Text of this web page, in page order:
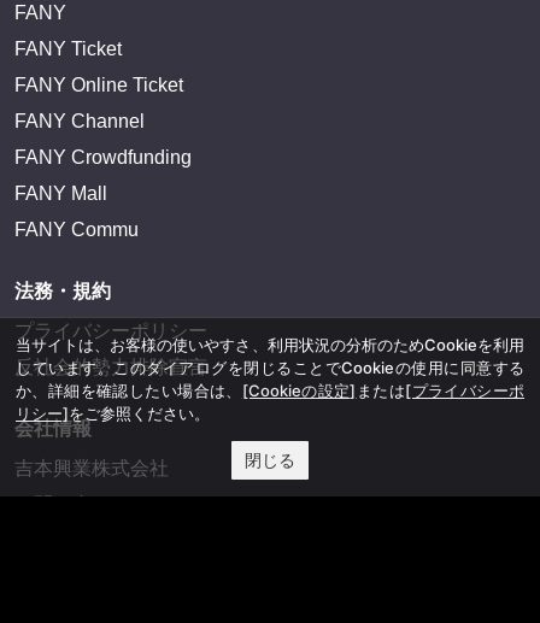
FANY
FANY Ticket
FANY Online Ticket
FANY Channel
FANY Crowdfunding
FANY Mall
FANY Commu
法務・規約
プライバシーポリシー
反社会的勢力排除宣言
会社情報
吉本興業株式会社
当サイトは、お客様の使いやすさ、利用状況の分析のためCookieを利用
しています。このダイアログを閉じることでCookieの使用に同意する
か、詳細を確認したい場合は、 [Cookieの設定] または[プライバシーポ
リシー]をご参照ください。
閉じる